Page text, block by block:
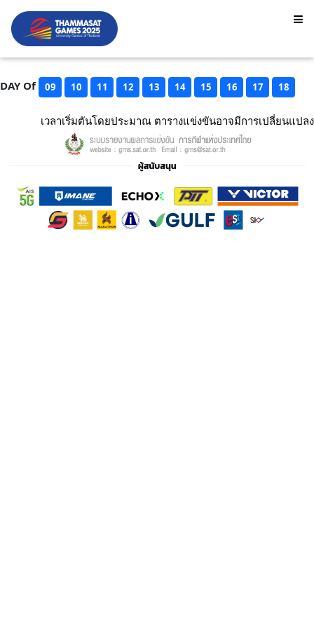
DAY Of 09 10 11 12 13 14 15 16 17 18
เวลาเริ่มตันโดยประมาณ ตารางแข่งขันอาจมีการเปลี่ยนแปลง